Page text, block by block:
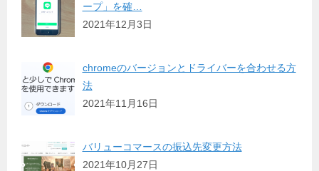
ープ」を確…
2021年12月3日
chromeのバージョンとドライバーを合わせる方
法
2021年11月16日
バリューコマースの振込先変更方法
2021年10月27日